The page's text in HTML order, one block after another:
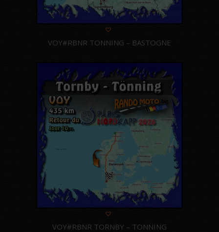
VOY#RBNR TONNING – BASTOGNE
VOY#RBNR TORNBY – TONNING